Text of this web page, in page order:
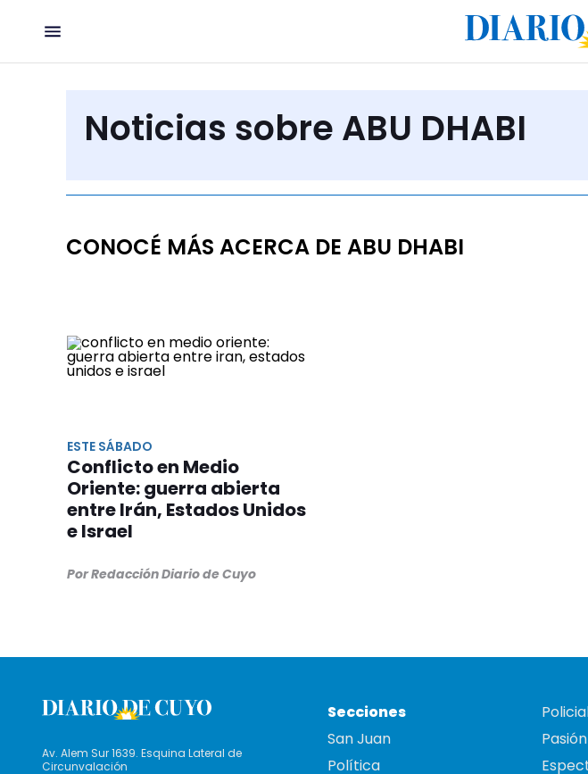
Noticias sobre ABU DHABI
CONOCÉ MÁS ACERCA DE ABU DHABI
ESTE SÁBADO
Conflicto en Medio
Oriente: guerra abierta
entre Irán, Estados Unidos
e Israel
Por Redacción Diario de Cuyo
Av. Alem Sur 1639. Esquina Lateral de
Circunvalación
Secciones
San Juan
Política